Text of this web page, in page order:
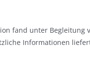
fand unter Begleitung
Informationen